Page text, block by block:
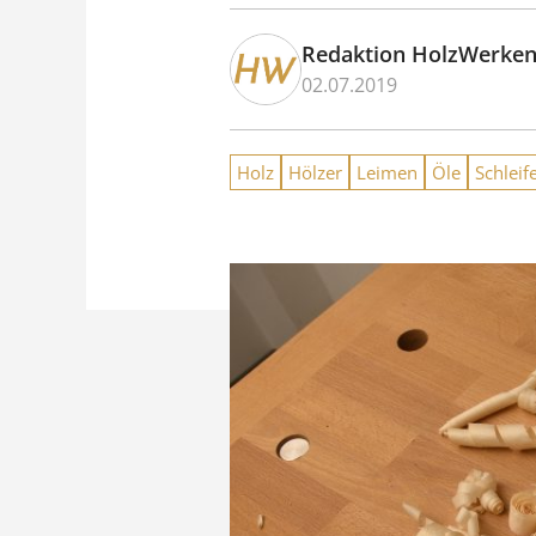
Redaktion HolzWerken
02.07.2019
Holz Hölzer Leimen Öle